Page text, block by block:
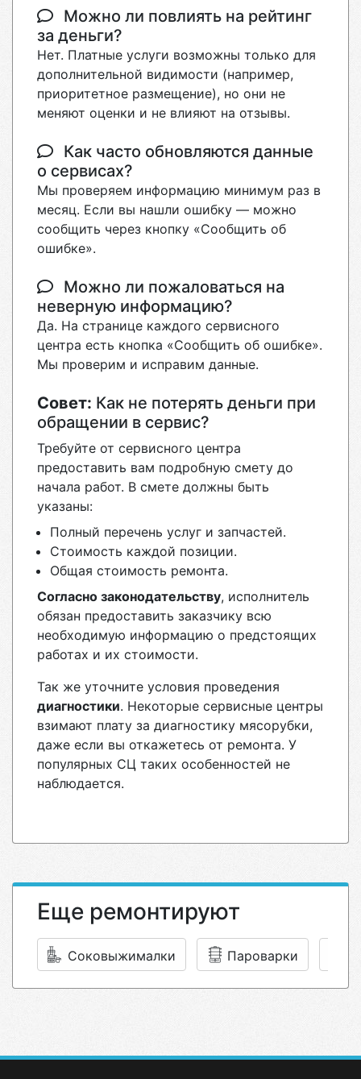
Можно ли повлиять на рейтинг
за деньги?
Нет. Платные услуги возможны только для
дополнительной видимости (например,
приоритетное размещение), но они не
меняют оценки и не влияют на отзывы.
Как часто обновляются данные
о сервисах?
Мы проверяем информацию минимум раз в
месяц. Если вы нашли ошибку — можно
сообщить через кнопку «Сообщить об
ошибке».
Можно ли пожаловаться на
неверную информацию?
Да. На странице каждого сервисного
центра есть кнопка «Сообщить об ошибке».
Мы проверим и исправим данные.
Совет: Как не потерять деньги при
обращении в сервис?
Требуйте от сервисного центра
предоставить вам подробную смету до
начала работ. В смете должны быть
указаны:
Полный перечень услуг и запчастей.
Стоимость каждой позиции.
Общая стоимость ремонта.
Согласно законодательству, исполнитель
обязан предоставить заказчику всю
необходимую информацию о предстоящих
работах и их стоимости.
Так же уточните условия проведения
диагностики. Некоторые сервисные центры
взимают плату за диагностику мясорубки,
даже если вы откажетесь от ремонта. У
популярных СЦ таких особенностей не
наблюдается.
Еще ремонтируют
Соковыжималки Пароварки